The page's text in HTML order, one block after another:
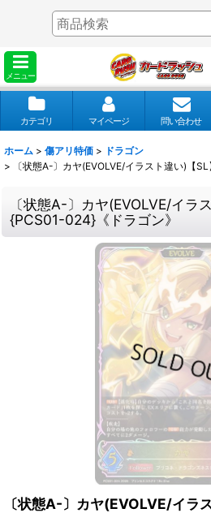
メニュー
カテゴリ マイページ 問い合わせ
ホーム > 傷アリ特価 > ドラゴン
>
〔状態A-〕カヤ(EVOLVE/イラスト違い)【
〔状態A-〕カヤ(EVOLVE/イラ
{PCS01-024}《ドラゴン》
〔状態A-〕カヤ(EVOLVE/イラ